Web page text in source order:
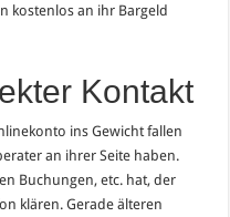
kostenlos an ihr Bargeld
Kontakt
ins Gewicht fallen
an ihrer Seite haben.
Buchungen, etc. hat, der
klären. Gerade älteren